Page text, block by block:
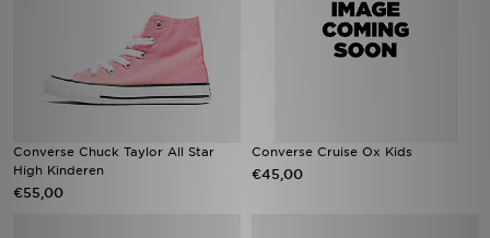
Converse Chuck Taylor All Star
High Kinderen
€55,00
Converse Cruise Ox Kids
€45,00